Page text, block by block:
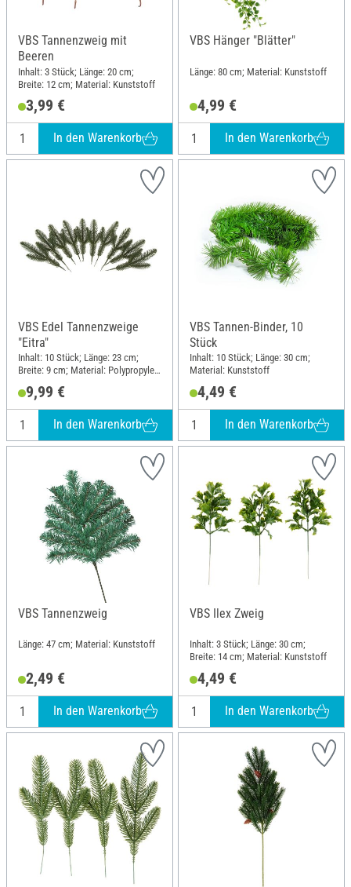
VBS Tannenzweig mit
Beeren
Inhalt: 3 Stück; Länge: 20 cm;
Breite: 12 cm; Material: Kunststoff
3,99 €
In den Warenkorb
VBS Hänger "Blätter"
Länge: 80 cm; Material: Kunststoff
4,99 €
In den Warenkorb
VBS Edel Tannenzweige
"Eitra"
Inhalt: 10 Stück; Länge: 23 cm;
Breite: 9 cm; Material: Polypropylen
9,99 €
In den Warenkorb
VBS Tannen-Binder, 10
Stück
Inhalt: 10 Stück; Länge: 30 cm;
Material: Kunststoff
4,49 €
In den Warenkorb
VBS Tannenzweig
Länge: 47 cm; Material: Kunststoff
2,49 €
In den Warenkorb
VBS Ilex Zweig
Inhalt: 3 Stück; Länge: 30 cm;
Breite: 14 cm; Material: Kunststoff
4,49 €
In den Warenkorb